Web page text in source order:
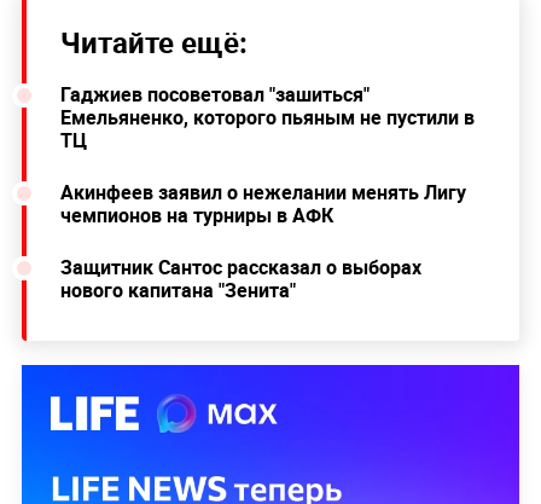
Читайте ещё:
Гаджиев посоветовал "зашиться"
Емельяненко, которого пьяным не пустили в
ТЦ
Акинфеев заявил о нежелании менять Лигу
чемпионов на турниры в АФК
Защитник Сантос рассказал о выборах
нового капитана "Зенита"